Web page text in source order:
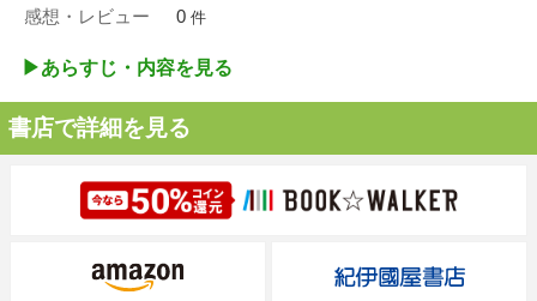
感想・レビュー 0 件
▶︎あらすじ・内容を見る
書店で詳細を見る